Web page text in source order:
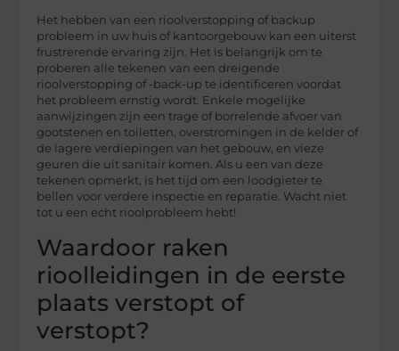
Het hebben van een rioolverstopping of backup
probleem in uw huis of kantoorgebouw kan een uiterst
frustrerende ervaring zijn. Het is belangrijk om te
proberen alle tekenen van een dreigende
rioolverstopping of -back-up te identificeren voordat
het probleem ernstig wordt. Enkele mogelijke
aanwijzingen zijn een trage of borrelende afvoer van
gootstenen en toiletten, overstromingen in de kelder of
de lagere verdiepingen van het gebouw, en vieze
geuren die uit sanitair komen. Als u een van deze
tekenen opmerkt, is het tijd om een loodgieter te
bellen voor verdere inspectie en reparatie. Wacht niet
tot u een echt rioolprobleem hebt!
Waardoor raken
rioolleidingen in de eerste
plaats verstopt of
verstopt?